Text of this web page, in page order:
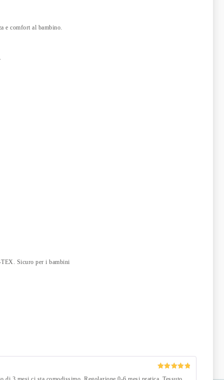
e comfort al bambino.
Sicuro per i bambini